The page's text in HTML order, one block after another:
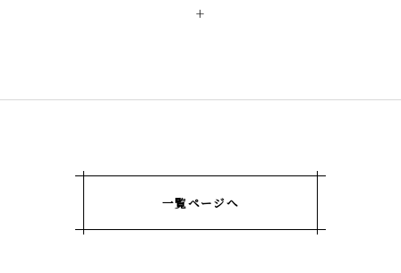
+
一覧ページへ